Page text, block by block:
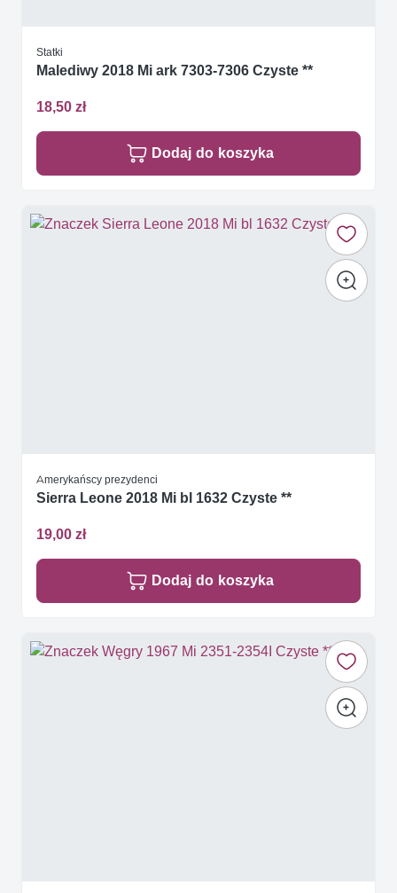
Statki
Malediwy 2018 Mi ark 7303-7306 Czyste **
18,50 zł
Dodaj do koszyka
Amerykańscy prezydenci
Sierra Leone 2018 Mi bl 1632 Czyste **
19,00 zł
Dodaj do koszyka